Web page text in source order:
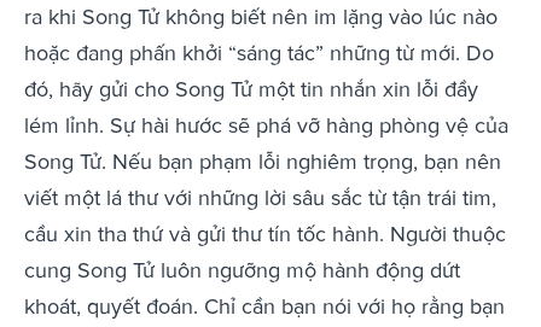
ra khi Song Tử không biết nên im lặng vào lúc nào
hoặc đang phấn khởi “sáng tác” những từ mới. Do
đó, hãy gửi cho Song Tử một tin nhắn xin lỗi đầy
lém lỉnh. Sự hài hước sẽ phá vỡ hàng phòng vệ của
Song Tử. Nếu bạn phạm lỗi nghiêm trọng, bạn nên
viết một lá thư với những lời sâu sắc từ tận trái tim,
cầu xin tha thứ và gửi thư tín tốc hành. Người thuộc
cung Song Tử luôn ngưỡng mộ hành động dứt
khoát, quyết đoán. Chỉ cần bạn nói với họ rằng bạn